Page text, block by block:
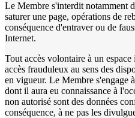
Le Membre s'interdit notamment
saturer une page, opérations de
conséquence d'entraver ou de
Internet.
Tout accès volontaire à un
accès frauduleux au sens des
en vigueur. Le Membre s'engage
dont il aura eu connaissance à
non autorisé sont des données
conséquence, à ne pas les